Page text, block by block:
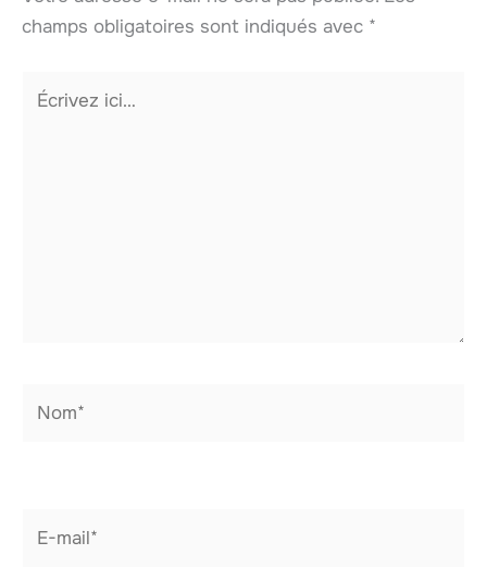
champs obligatoires sont indiqués avec *
Écrivez
mail*